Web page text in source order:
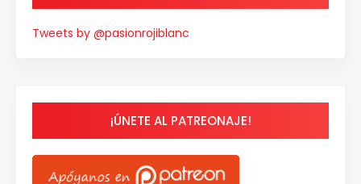
Tweets by @pasionrojiblanc
¡ÚNETE AL PATREONAJE!